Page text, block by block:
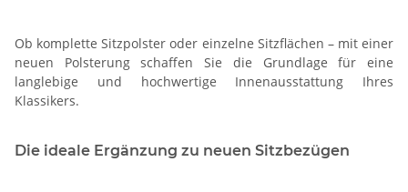
Ob komplette Sitzpolster oder einzelne Sitzflächen – mit einer
neuen Polsterung schaffen Sie die Grundlage für eine
langlebige und hochwertige Innenausstattung Ihres
Klassikers.
Die ideale Ergänzung zu neuen Sitzbezügen